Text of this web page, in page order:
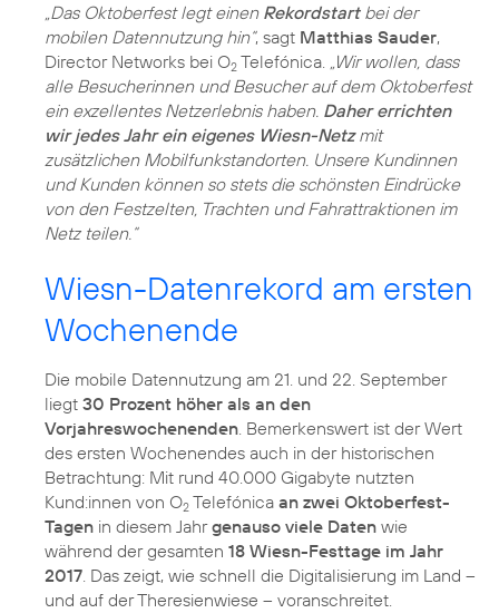
„Das Oktoberfest legt einen Rekordstartbei der
mobilen Datennutzung hin“, sagt Matthias Sauder,
Director Networks bei O2 Telefónica. „Wir wollen, dass
alle Besucherinnen und Besucher auf dem Oktoberfest
ein exzellentes Netzerlebnis haben. Daher errichten
wir jedes Jahr ein eigenes Wiesn-Netzmit
zusätzlichen Mobilfunkstandorten. Unsere Kundinnen
und Kunden können so stets die schönsten Eindrücke
von den Festzelten, Trachten und Fahrattraktionen im
Netz teilen.“
Wiesn-Datenrekord am ersten
Wochenende
Die mobile Datennutzung am 21. und 22. September
liegt 30 Prozent höher als an den
Vorjahreswochenenden. Bemerkenswert ist der Wert
des ersten Wochenendes auch in der historischen
Betrachtung: Mit rund 40.000 Gigabyte nutzten
Kund:innen von O2 Telefónica an zwei Oktoberfest-
Tagen in diesem Jahrgenauso viele Daten wie
während der gesamten 18 Wiesn-Festtage im Jahr
2017. Das zeigt, wie schnell die Digitalisierung im Land –
und auf der Theresienwiese – voranschreitet.